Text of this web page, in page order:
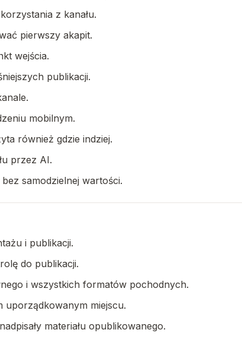
z kanału.
pierwszy akapit.
wejścia.
publikacji.
mobilnym.
również gdzie indziej.
przez AI.
samodzielnej wartości.
i publikacji.
do publikacji.
i wszystkich formatów pochodnych.
uporządkowanym miejscu.
materiału opublikowanego.